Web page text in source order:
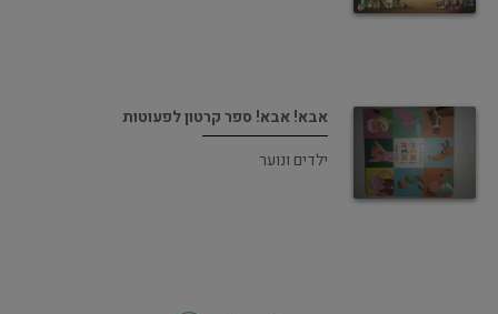
אבא! אבא! ספר קרטון לפעוטות
ילדים ונוער